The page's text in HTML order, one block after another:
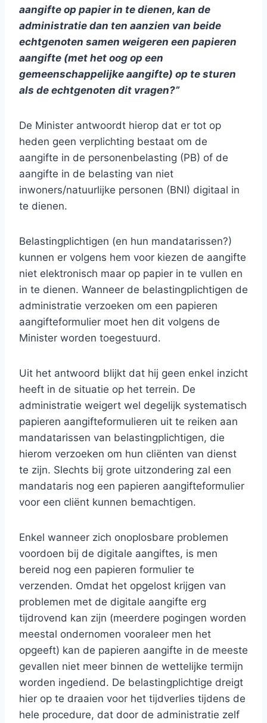
aangifte op papier in te dienen, kan de
administratie dan ten aanzien van beide
echtgenoten samen weigeren een papieren
aangifte (met het oog op een
gemeenschappelijke aangifte) op te sturen
als de echtgenoten dit vragen?”
De Minister antwoordt hierop dat er tot op
heden geen verplichting bestaat om de
aangifte in de personenbelasting (PB) of de
aangifte in de belasting van niet
inwoners/natuurlijke personen (BNI) digitaal in
te dienen.
Belastingplichtigen (en hun mandatarissen?)
kunnen er volgens hem voor kiezen de aangifte
niet elektronisch maar op papier in te vullen en
in te dienen. Wanneer de belastingplichtigen de
administratie verzoeken om een papieren
aangifteformulier moet hen dit volgens de
Minister worden toegestuurd.
Uit het antwoord blijkt dat hij geen enkel inzicht
heeft in de situatie op het terrein. De
administratie weigert wel degelijk systematisch
papieren aangifteformulieren uit te reiken aan
mandatarissen van belastingplichtigen, die
hierom verzoeken om hun cliënten van dienst
te zijn. Slechts bij grote uitzondering zal een
mandataris nog een papieren aangifteformulier
voor een cliënt kunnen bemachtigen.
Enkel wanneer zich onoplosbare problemen
voordoen bij de digitale aangiftes, is men
bereid nog een papieren formulier te
verzenden. Omdat het opgelost krijgen van
problemen met de digitale aangifte erg
tijdrovend kan zijn (meerdere pogingen worden
meestal ondernomen vooraleer men het
opgeeft) kan de papieren aangifte in de meeste
gevallen niet meer binnen de wettelijke termijn
worden ingediend. De belastingplichtige dreigt
hier op te draaien voor het tijdverlies tijdens de
hele procedure, dat door de administratie zelf